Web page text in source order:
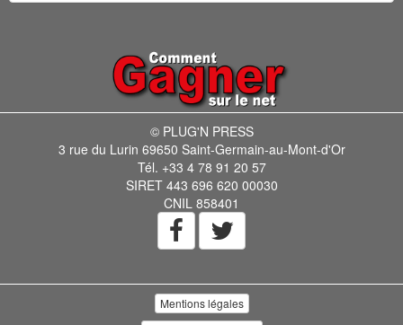
© PLUG'N PRESS
3 rue du Lurin 69650 Saint-Germain-au-Mont-d'Or
Tél. +33 4 78 91 20 57
SIRET 443 696 620 00030
CNIL 858401
Mentions légales